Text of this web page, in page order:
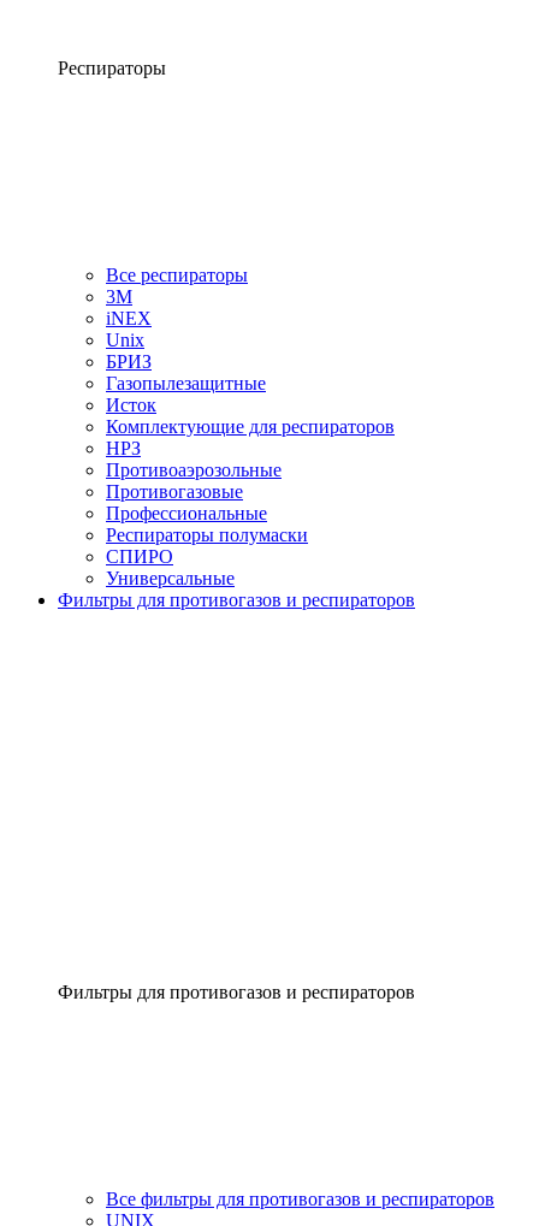
Респираторы
Все респираторы
3М
iNEX
Unix
БРИЗ
Газопылезащитные
Исток
Комплектующие для респираторов
НРЗ
Противоаэрозольные
Противогазовые
Профессиональные
Респираторы полумаски
СПИРО
Универсальные
Фильтры для противогазов и респираторов
Фильтры для противогазов и респираторов
Все фильтры для противогазов и респираторов
UNIX